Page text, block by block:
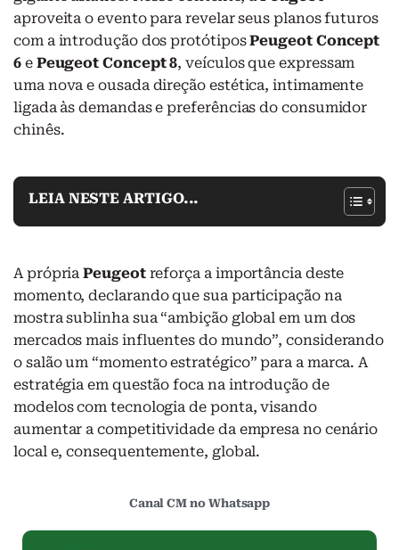
aproveita o evento para revelar seus planos futuros
com a introdução dos protótiposPeugeot Concept
6e Peugeot Concept 8, veículos que expressam
uma nova e ousada direção estética, intimamente
ligada às demandas e preferências do consumidor
chinês.
LEIA NESTE ARTIGO...
A própriaPeugeotreforça a importância deste
momento, declarando que sua participação na
mostra sublinha sua “ambição global em um dos
mercados mais influentes do mundo”, considerando
o salão um “momento estratégico” para a marca. A
estratégia em questão foca na introdução de
modelos com tecnologia de ponta, visando
aumentar a competitividade da empresa no cenário
local e, consequentemente, global.
Canal CM no Whatsapp